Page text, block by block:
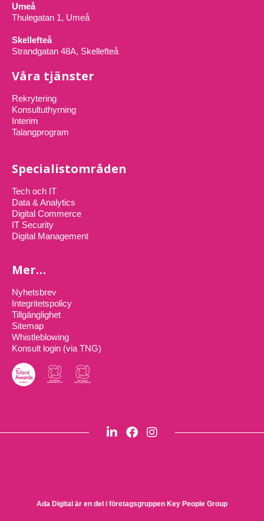
Umeå
Thulegatan 1, Umeå
Skellefteå
Strandgatan 48A, Skellefteå
Våra tjänster
Rekrytering
Konsultuthyrning
Interim
Talangprogram
Specialistområden
Tech och IT
Data & Analytics
Digital Commerce
IT Security
Digital Management
Mer…
Nyhetsbrev
Integritetspolicy
Tillgänglighet
Sitemap
Whistleblowing
Konsult login (via TNG)
Ada Digital är en del i företagsgruppen Key People Group